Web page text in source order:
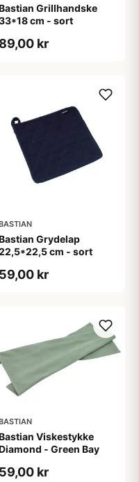
Grillhandske
cm - sort
89,00 kr
Grydelap
cm - sort
59,00 kr
Viskestykke
- Green Bay
59,00 kr